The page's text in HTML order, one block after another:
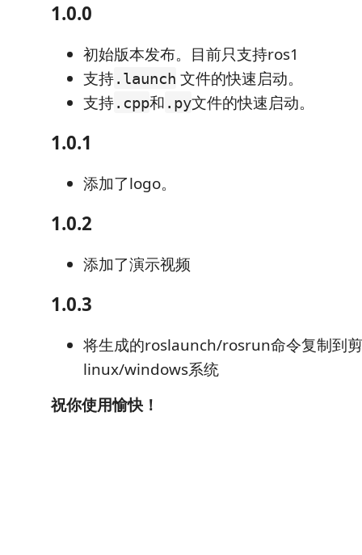
1.0.0
初始版本发布。目前只支持ros1
支持.launch 文件的快速启动。
支持.cpp和 .py文件的快速启动。
1.0.1
添加了logo。
1.0.2
添加了演示视频
1.0.3
将生成的roslaunch/rosrun命令复制到
linux/windows系统
祝你使用愉快！